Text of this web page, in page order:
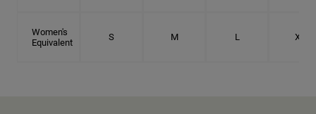
Women's
Equivalent
S M L XL